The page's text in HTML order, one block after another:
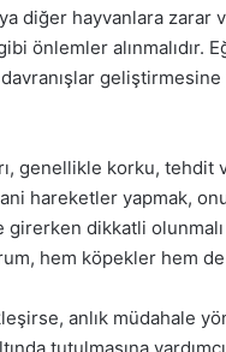
diğer hayvanlara
önlemler
geliştirmesine
genellikle korku, tehdit
hareketler yapmak,
dikkatli
hem köpekler hem
anlık müdahale